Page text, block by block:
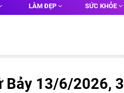
LÀM ĐẸP SỨC KHỎE
Bảy 13/6/2026, 3